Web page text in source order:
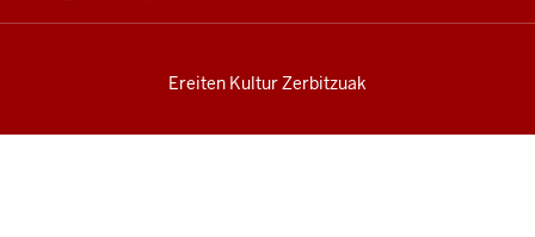
Ereiten Kultur Zerbitzuak